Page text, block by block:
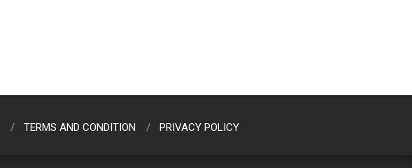
TERMS AND CONDITION PRIVACY POLICY